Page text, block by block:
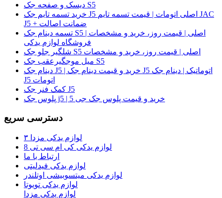
دیسک و صفحه جک S5
خرید تسمه تایم جک J5 اصلی اتومات | قیمت تسمه تایم JAC
J5 + ضمانت اصالت
تسمه دینام جک S5 اصلی | قیمت روز، خرید و مشخصات |
فروشگاه لوازم یدکی
شلگیر جلو جک S5 اصلی | قیمت روز، خرید و مشخصات
میل موجگیرعقب جک S5
دینام جک J5 | خرید و قیمت دینام جک J5 اتوماتیک | دینام جک
J5 اتومات
کمک فنر جک J5
پلوس جک j5 | خرید و قیمت پلوس جک جی 5
دسترسی سریع
لوازم یدکی مزدا ۳
لوازم یدکی کی ام سی تی 8
ارتباط با ما
لوازم یدکی فیدلیتی
لوازم یدکی میتسوبیشی اوتلندر
لوازم یدکی تویوتا
لوازم یدکی مزدا